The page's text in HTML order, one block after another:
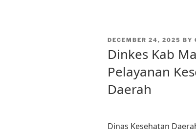
POSTED
DECEMBER 24, 2025 BY
Dinkes Kab
Pelayanan
Daerah
Dinas Kesehatan